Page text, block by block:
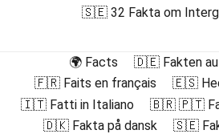
🇸🇪 32 Fakta om
🌍 Facts
🇩🇪 Fakten
🇫🇷 Faits en français
🇪🇸
🇮🇹 Fatti in Italiano
🇧🇷 🇵🇹
🇩🇰 Fakta på dansk
🇸🇪